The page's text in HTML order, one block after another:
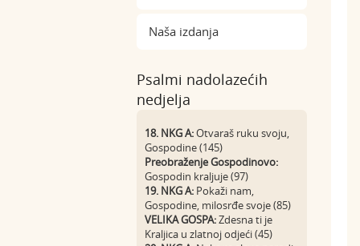
Naša izdanja
Psalmi nadolazećih
nedjelja
18. NKG A:Otvaraš ruku svoju,
Gospodine (145)
Preobraženje Gospodinovo:
Gospodin kraljuje (97)
19. NKG A: Pokaži nam,
Gospodine, milosrđe svoje (85)
VELIKA GOSPA:Zdesna ti je
Kraljica u zlatnoj odjeći (45)